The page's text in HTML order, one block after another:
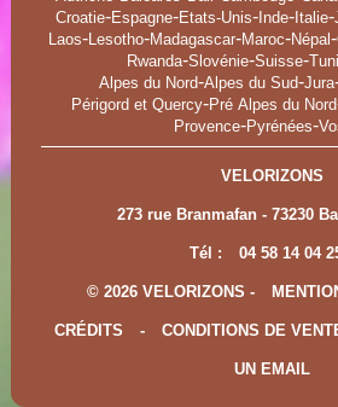
Croatie-Espagne-Etats-Unis-Inde-Italie-
Laos-Lesotho-Madagascar-Maroc-Népal-
Rwanda-Slovénie-Suisse-
Alpes du Nord-Alpes du Sud-Jura
Périgord et Quercy-Pré Alpes du Nord
Provence-Pyrénées-
VELORIZONS
273 rue Branmafan - 73230
Tél : 04 58 14 04
© 2026 VELORIZONS -
CRÉDITS - CONDITIONS DE
UN EMAIL